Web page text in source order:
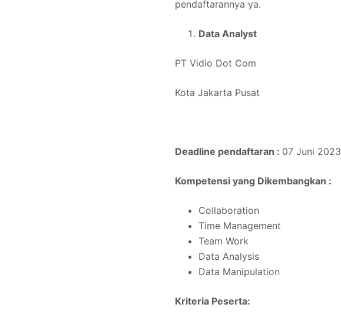
pendaftarannya ya.
Data Analyst
PT Vidio Dot Com
Kota Jakarta Pusat
Deadline pendaftaran : 07 Juni 2023
Kompetensi yang Dikembangkan :
Collaboration
Time Management
Team Work
Data Analysis
Data Manipulation
Kriteria Peserta: